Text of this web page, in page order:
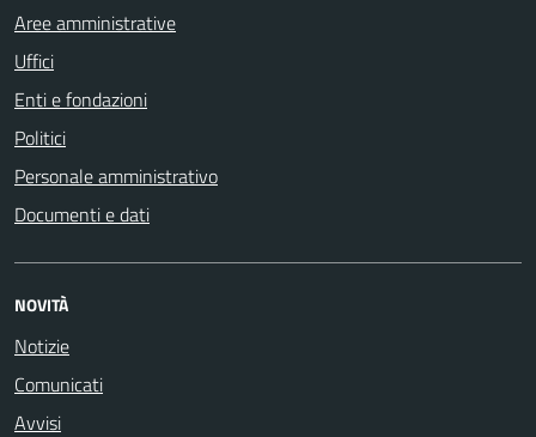
Aree amministrative
Uffici
Enti e fondazioni
Politici
Personale amministrativo
Documenti e dati
NOVITÀ
Notizie
Comunicati
Avvisi